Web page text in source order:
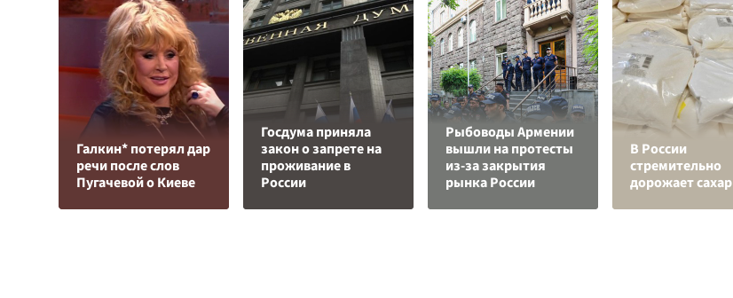
Галкин* потерял дар
речи после слов
Пугачевой о Киеве
Госдума приняла
закон о запрете на
проживание в
России
Рыбоводы Армении
вышли на протесты
из-за закрытия
рынка России
В России
стремительно
дорожает сахар